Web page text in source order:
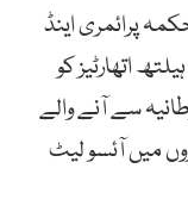
پرائمری اینڈ
اتھارٹیز کو
سے آنے والے
میں آئسو لیٹ